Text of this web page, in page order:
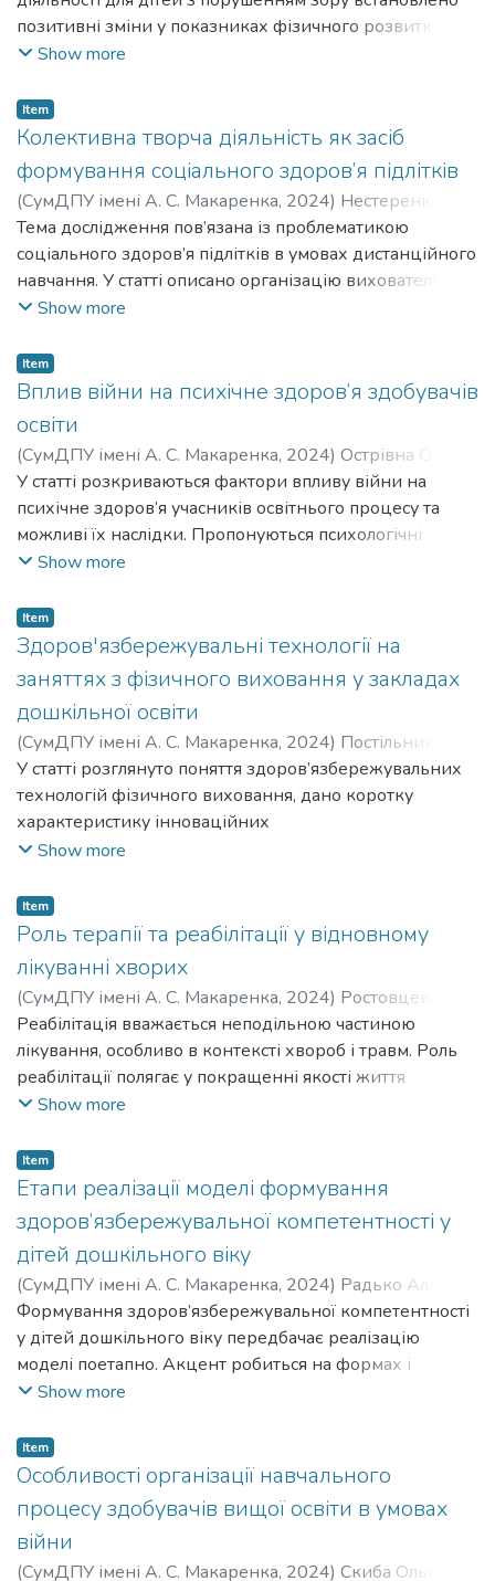
Yur’ieva Liudmyla V’iacheslavivna
позитивні зміни у показниках фізичного розвитку,
функціонального стану, фізичної підготовленості
Show more
Item
Колективна творча діяльність як засіб
формування соціального здоров’я підлітків
(СумДПУ імені А. С. Макаренка, 2024) Нестеренко
Лариса Вікторівна ;Nesterenko Larysa Viktorivna
Тема дослідження пов’язана із проблематикою
соціального здоров’я підлітків в умовах дистанційного
навчання. У статті описано організацію вихователем
колективної творчої діяльності, як одного із підходів
практиці. Матеріал має значення у вивченні практик
сучасних педагогів та при плануванні заходів у школі.
Show more
Item
Вплив війни на психічне здоров’я здобувачів
освіти
(СумДПУ імені А. С. Макаренка, 2024) Острівна Ольга
Володимиріна;Ostrivna Olha Volodymyrina
У статті розкриваються фактори впливу війни на
психічне здоров’я учасників освітнього процесу та
можливі їх наслідки. Пропонуються психологічні
практики для стабілізації емоційного стану та
Show more
Item
Здоров'язбережувальні технології на
заняттях з фізичного виховання у закладах
дошкільної освіти
(СумДПУ імені А. С. Макаренка, 2024) Постільник
Вікторія Олександрівна;Postilnyk Viktoriia Oleksandrivna
У статті розглянуто поняття здоров’язбережувальних
технологій фізичного виховання, дано коротку
характеристику інноваційних
здоров’язбережувальних технологій у закладах
ефективність їх застосування.
Show more
Item
Роль терапії та реабілітації у відновному
лікуванні хворих
(СумДПУ імені А. С. Макаренка, 2024) Ростовцева
Наталія Віталіївна;Rostovtseva Nataliia Vitaliivna
Реабілітація вважається неподільною частиною
лікування, особливо в контексті хвороб і травм. Роль
реабілітації полягає у покращенні якості життя
пацієнтів, відновленні функцій та адаптації до нових
Реабілітаційні заходи включають фізичну терапію,
психологічну підтримку, навчання навичкам
самообслуговування, соціальну реінтеграцію тощо.
Show more
Item
Етапи реалізації моделі формування
здоров’язбережувальної компетентності у
дітей дошкільного віку
(СумДПУ імені А. С. Макаренка, 2024) Радько Алла
Володимирівна;Паламарчук Тетяна Володимирівна;
Radko Alla Volodymyrivna; Palamarchuk Tetiana
Volodymyrivna
Формування здоров’язбережувальної компетентності
у дітей дошкільного віку передбачає реалізацію
моделі поетапно. Акцент робиться на формах і
методах, за яких дошкільники виступають активними
Show more
Item
Особливості організації навчального
процесу здобувачів вищої освіти в умовах
війни
(СумДПУ імені А. С. Макаренка, 2024) Скиба Ольга